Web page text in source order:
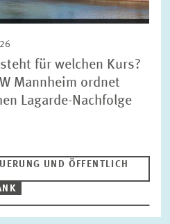
für welchen Kurs?
Mannheim ordnet
Lagarde-Nachfolge
UND ÖFFENTLICH